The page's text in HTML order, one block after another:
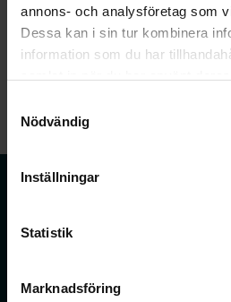
annons- och analysföretag som
Dessa kan i sin tur kombinera
information som du har
Nödvändig
Inställningar
Statistik
Marknadsföring
Bli medlem